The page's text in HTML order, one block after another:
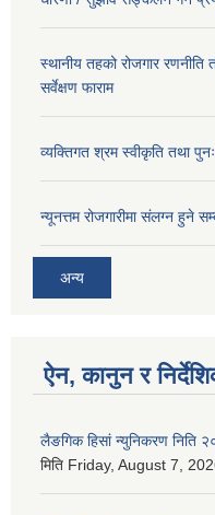
स्थानीय तहको रोजगार रणनीति
सर्वेक्षण फाराम
व्यक्तिगत श्रम स्वीकृति तथा
न्यूनत्तम रोजगारीमा संलग्न हुने
अन्य
ऐन, कानुन र
लैङगिक हिसां न्युनिकरण निति
मिति Friday, August 7,